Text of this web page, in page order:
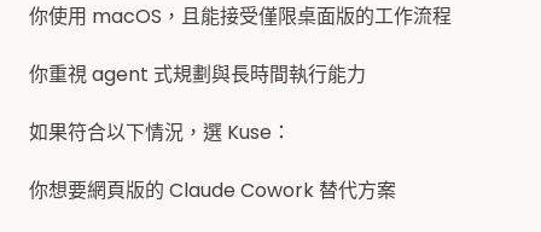
你使用 macOS，且能接受僅限桌面版的工作流程
你重視 agent 式規劃與長時間執行能力
如果符合以下情況，選 Kuse：
你想要網頁版的 Claude Cowork 替代方案